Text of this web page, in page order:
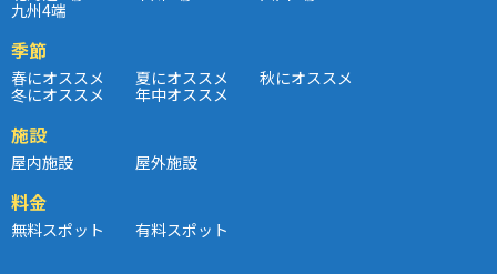
九州4端
季節
春にオススメ 夏にオススメ 秋にオススメ
冬にオススメ 年中オススメ
施設
屋内施設 屋外施設
料金
無料スポット 有料スポット